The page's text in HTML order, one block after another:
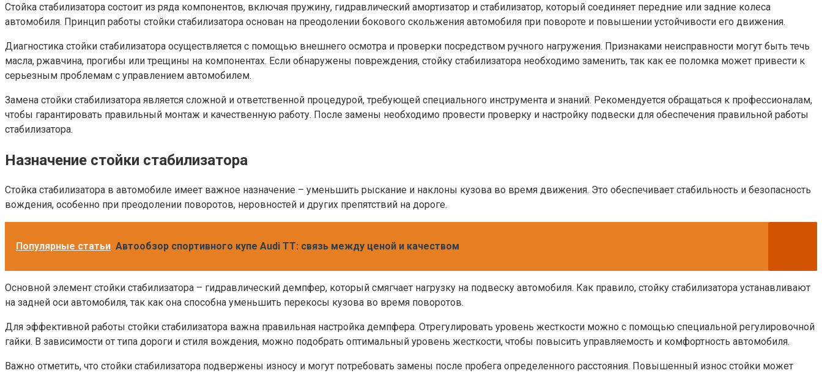
Стойка стабилизатора состоит из ряда компонентов, включая пружину, гидравлический амортизатор и стабилизатор, который соединяет передние или задние колеса
автомобиля. Принцип работы стойки стабилизатора основан на преодолении бокового скольжения автомобиля при повороте и повышении устойчивости его движения.
Диагностика стойки стабилизатора осуществляется с помощью внешнего осмотра и проверки посредством ручного нагружения. Признаками неисправности могут быть течь
масла, ржавчина, прогибы или трещины на компонентах. Если обнаружены повреждения, стойку стабилизатора необходимо заменить, так как ее поломка может привести к
серьезным проблемам с управлением автомобилем.
Замена стойки стабилизатора является сложной и ответственной процедурой, требующей специального инструмента и знаний. Рекомендуется обращаться к профессионалам,
чтобы гарантировать правильный монтаж и качественную работу. После замены необходимо провести проверку и настройку подвески для обеспечения правильной работы
стабилизатора.
Назначение стойки стабилизатора
Стойка стабилизатора в автомобиле имеет важное назначение – уменьшить рыскание и наклоны кузова во время движения. Это обеспечивает стабильность и безопасность
вождения, особенно при преодолении поворотов, неровностей и других препятствий на дороге.
Популярные статьи Автообзор спортивного купе Audi TT: связь между ценой и качеством
Основной элемент стойки стабилизатора – гидравлический демпфер, который смягчает нагрузку на подвеску автомобиля. Как правило, стойку стабилизатора устанавливают
на задней оси автомобиля, так как она способна уменьшить перекосы кузова во время поворотов.
Для эффективной работы стойки стабилизатора важна правильная настройка демпфера. Отрегулировать уровень жесткости можно с помощью специальной регулировочной
гайки. В зависимости от типа дороги и стиля вождения, можно подобрать оптимальный уровень жесткости, чтобы повысить управляемость и комфортность автомобиля.
Важно отметить, что стойки стабилизатора подвержены износу и могут потребовать замены после пробега определенного расстояния. Повышенный износ стойки может